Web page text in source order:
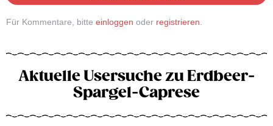
Für Kommentare, bitte einloggen oder registrieren.
Aktuelle Usersuche zu Erdbeer-
Spargel-Caprese